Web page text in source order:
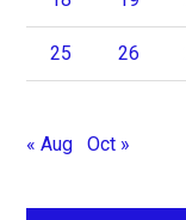
25 26
« Aug Oct »